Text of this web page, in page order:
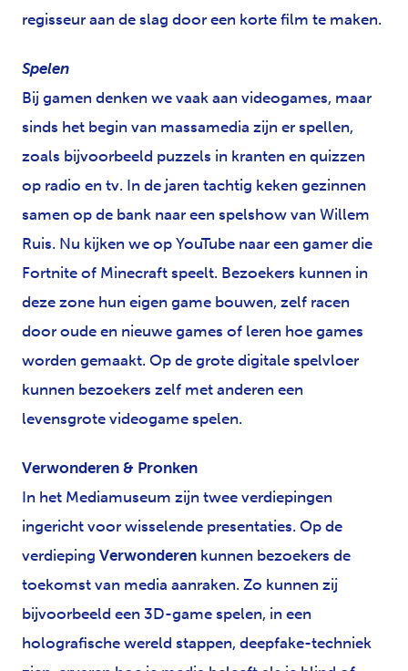
regisseur aan de slag door een korte film te maken.
Spelen
Bij gamen denken we vaak aan videogames, maar
sinds het begin van massamedia zijn er spellen,
zoals bijvoorbeeld puzzels in kranten en quizzen
op radio en tv. In de jaren tachtig keken gezinnen
samen op de bank naar een spelshow van Willem
Ruis. Nu kijken we op YouTube naar een gamer die
Fortnite of Minecraft speelt. Bezoekers kunnen in
deze zone hun eigen game bouwen, zelf racen
door oude en nieuwe games of leren hoe games
worden gemaakt. Op de grote digitale spelvloer
kunnen bezoekers zelf met anderen een
levensgrote videogame spelen.
Verwonderen & Pronken
In het Mediamuseum zijn twee verdiepingen
ingericht voor wisselende presentaties. Op de
verdieping Verwonderen kunnen bezoekers de
toekomst van media aanraken. Zo kunnen zij
bijvoorbeeld een 3D-game spelen, in een
holografische wereld stappen, deepfake-techniek